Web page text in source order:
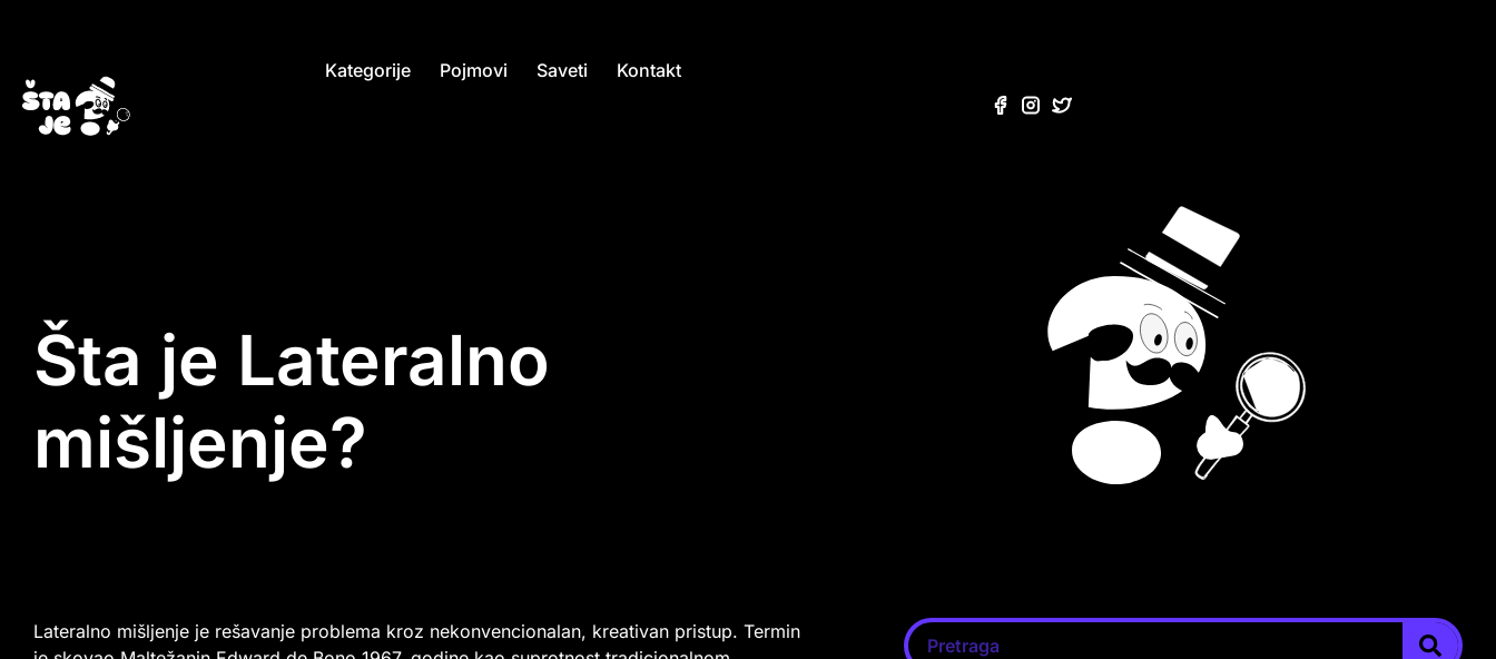
Kategorije Pojmovi Saveti Kontakt
Šta je Lateralno
mišljenje?
Lateralno mišljenje je rešavanje problema kroz nekonvencionalan, kreativan pristup. Termin